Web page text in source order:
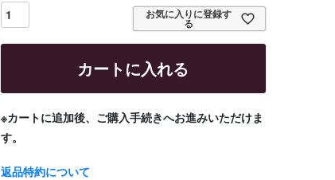
お気に入りに登録す
る
カートに入れる
※カートに追加後、ご購入手続きへお進みいただけま
す。
返品特約について